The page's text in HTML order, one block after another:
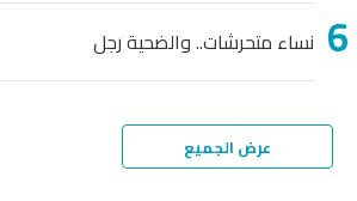
نساء متحرشات.. والضحية رجل
عرض الجميع